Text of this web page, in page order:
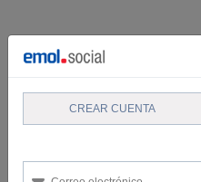
CREAR CUENTA